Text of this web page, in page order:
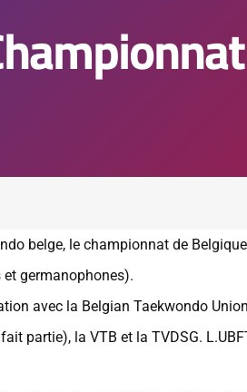
belge, le championnat de
germanophones).
avec la Belgian Taekwondo
partie), la VTB et la TVDSG.